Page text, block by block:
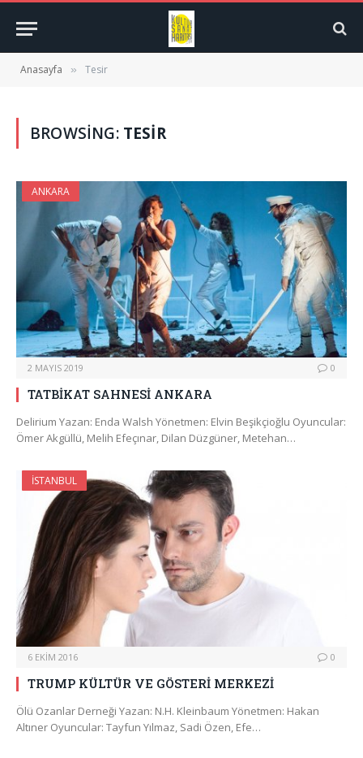
Anasayfa » Tesir
BROWSING: TESIR
ANKARA
2 MAYIS 2019 0
TATBİKAT SAHNESİ ANKARA
Delirium Yazan: Enda Walsh Yönetmen: Elvin Beşikçioğlu Oyuncular:
Ömer Akgüllü, Melih Efeçınar, Dilan Düzgüner, Metehan…
İSTANBUL
6 EKIM 2016 0
TRUMP KÜLTÜR VE GÖSTERİ MERKEZİ
Ölü Ozanlar Derneği Yazan: N.H. Kleinbaum Yönetmen: Hakan
Altıner Oyuncular: Tayfun Yılmaz, Sadi Özen, Efe…